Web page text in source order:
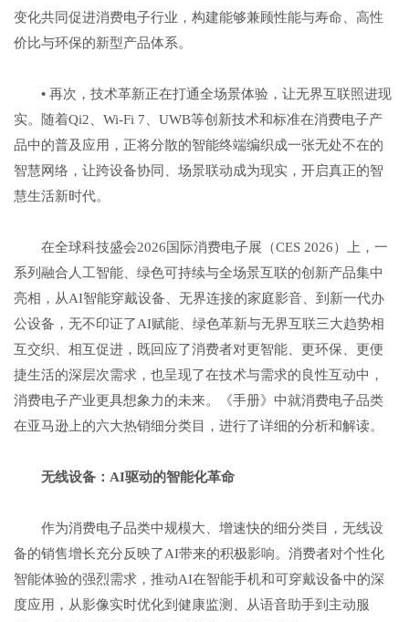
变化共同促进消费电子行业，构建能够兼顾性能与寿命、高性
价比与环保的新型产品体系。
• 再次，技术革新正在打通全场景体验，让无界互联照进现
实。随着Qi2、Wi-Fi 7、UWB等创新技术和标准在消费电子产
品中的普及应用，正将分散的智能终端编织成一张无处不在的
智慧网络，让跨设备协同、场景联动成为现实，开启真正的智
慧生活新时代。
在全球科技盛会2026国际消费电子展（CES 2026）上，一
系列融合人工智能、绿色可持续与全场景互联的创新产品集中
亮相，从AI智能穿戴设备、无界连接的家庭影音、到新一代办
公设备，无不印证了AI赋能、绿色革新与无界互联三大趋势相
互交织、相互促进，既回应了消费者对更智能、更环保、更便
捷生活的深层次需求，也呈现了在技术与需求的良性互动中，
消费电子产业更具想象力的未来。《手册》中就消费电子品类
在亚马逊上的六大热销细分类目，进行了详细的分析和解读。
无线设备： AI驱动的智能化革命
作为消费电子品类中规模大、增速快的细分类目，无线设
备的销售增长充分反映了AI带来的积极影响。消费者对个性化
智能体验的强烈需求，推动AI在智能手机和可穿戴设备中的深
度应用，从影像实时优化到健康监测、从语音助手到主动服